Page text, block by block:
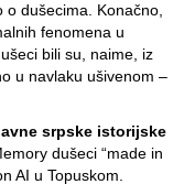
o dušecima. Konačno,
fenomena u
bili su, naime, iz
u navlaku ušivenom –
srpske istorijske
dušeci “made in
AI u Topuskom.